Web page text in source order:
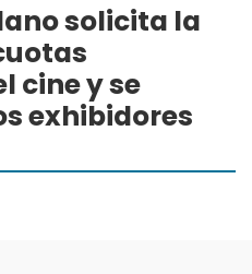
solicita la
cine y se
exhibidores